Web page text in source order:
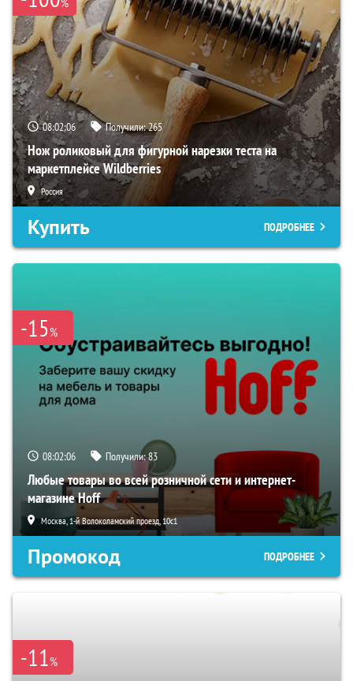
08:02:04 Получили:265
Нож роликовый для фигурной нарезки теста на
маркетплейсе Wildberries
Россия
Купить ПОДРОБНЕЕ
-15%
08:02:04 Получили:83
Любые товары во всей розничной сети и интернет-
магазине Hoff
Москва, 1-й Волоколамский проезд, 10с1
Промокод ПОДРОБНЕЕ
-11%